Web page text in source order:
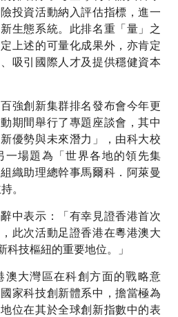
投資活動納入評估指標，進一
生態系統。此排名重「量」之
上述的可量化成果外，亦肯定
吸引國際人才及提供穩健資本
強創新集群排名發布會今年更
期間舉行了專題座談會，其中
優勢與未來潛力」，由科大校
一場題為「世界各地的領先集
織助理總幹事馬爾科．阿萊曼
。
中表示：「有幸見證香港首次
此次活動足證香港在粵港澳大
技樞紐的重要地位。」
澳大灣區在科創方面的戰略意
家科技創新體系中，擔當極為
位在其於全球創新指數中的表